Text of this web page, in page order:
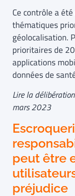
Ce contrôle a
thématiques
géolocalisation.
prioritaires de
applications
données de
Lire la
mars 2023
peut être
préjudice